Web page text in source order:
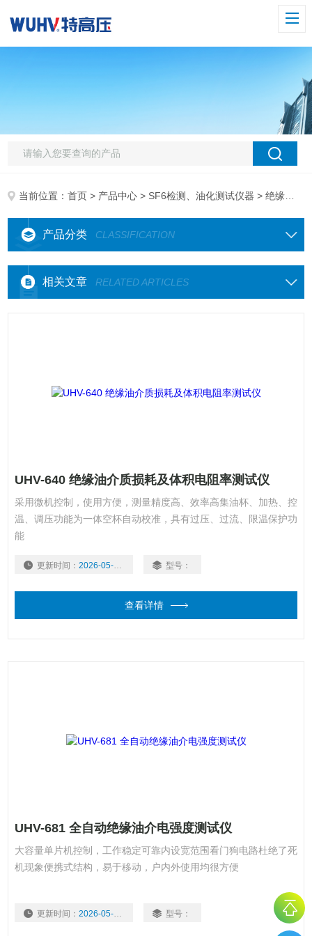
当前位置：首页 > 产品中心 > SF6检测、油化测试仪器 > 绝缘油介质损耗测试仪
产品分类 CLASSIFICATION
相关文章 RELATED ARTICLES
UHV-640 绝缘油介质损耗及体积电阻率测试仪
采用微机控制，使用方便，测量精度高、效率高集油杯、加热、控
温、调压功能为一体空杯自动校准，具有过压、过流、限温保护功
能
更新时间： 2026-05-20 型号：
查看详情
UHV-681 全自动绝缘油介电强度测试仪
大容量单片机控制，工作稳定可靠内设宽范围看门狗电路杜绝了死
机现象便携式结构，易于移动，户内外使用均很方便
更新时间： 2026-05-20 型号：